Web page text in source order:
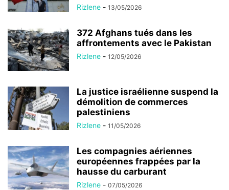
Rizlene - 13/05/2026
372 Afghans tués dans les
affrontements avec le Pakistan
Rizlene - 12/05/2026
La justice israélienne suspend la
démolition de commerces
palestiniens
Rizlene - 11/05/2026
Les compagnies aériennes
européennes frappées par la
hausse du carburant
Rizlene - 07/05/2026